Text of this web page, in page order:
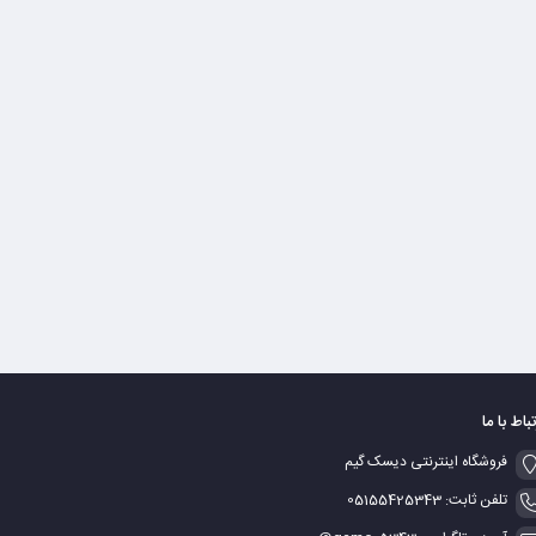
با ما
فروشگاه اینترنتی دیسک گیم
تلفن ثابت: 05155425343